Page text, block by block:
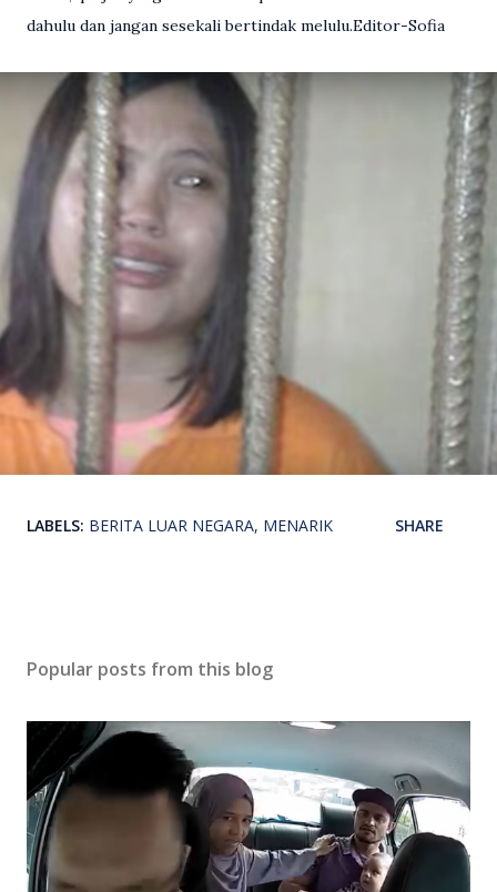
dahulu dan jangan sesekali bertindak melulu.Editor-Sofia
LABELS: BERITA LUAR NEGARA MENARIK SHARE
Popular posts from this blog